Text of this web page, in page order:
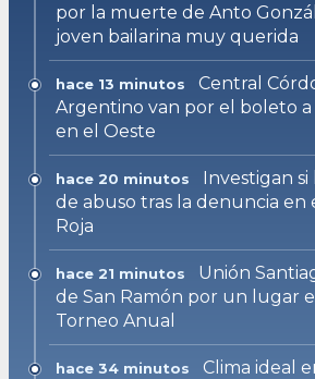
por la muerte de Anto
joven bailarina muy querida
hace 13 minutos
Central
Argentino van por el boleto a
en el Oeste
hace 20 minutos
Investigan si
de abuso tras la denuncia en
Roja
hace 21 minutos
Unión
de San Ramón por un lugar
Torneo Anual
hace 34 minutos
Clima ideal